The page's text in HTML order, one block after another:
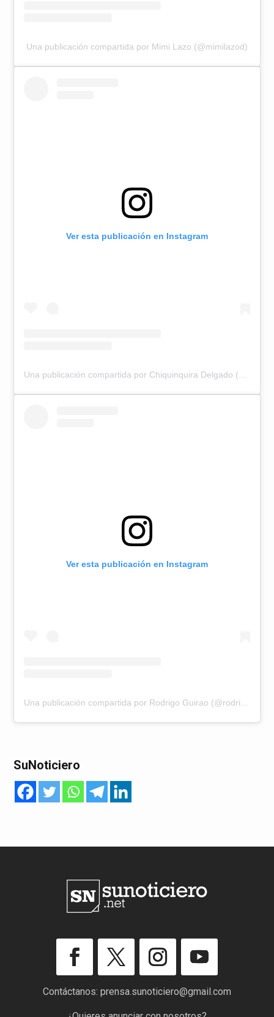
Una publicación compartida por Mimi Lazo (@mimilazod)
Ver esta publicación en Instagram
Una publicación compartida por Chiquinquira Delgado (@chiqui_delgado)
Ver esta publicación en Instagram
Una publicación compartida por Rodrigo Guirao (@rodrigoguirao)
SuNoticiero
Contáctanos: prensa.sunoticiero@gmail.com